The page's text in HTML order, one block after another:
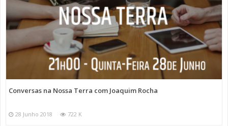
Conversas na Nossa Terra com Joaquim Rocha
28 Junho 2018 722 K